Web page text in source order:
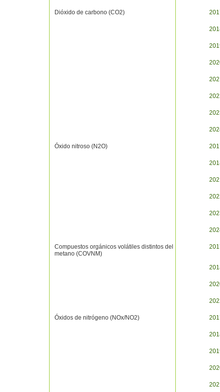
Dióxido de carbono (CO2)
Óxido nitroso (N2O)
Compuestos orgánicos volátiles distintos del
metano (COVNM)
Óxidos de nitrógeno (NOx/NO2)